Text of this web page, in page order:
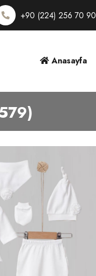
+90 (224) 256 70 90
Anasayfa